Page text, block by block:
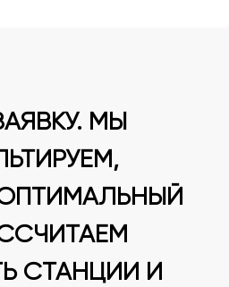
МЫ
СТАНЦИИ И